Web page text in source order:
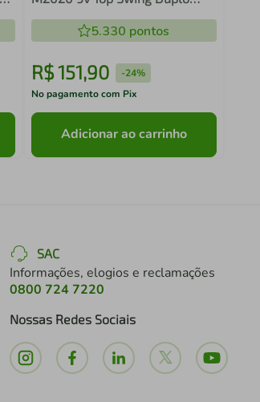
5.330 pontos
R$151,90 -24%
No pagamento com Pix
Adicionar ao carrinho
SAC
Informações, elogios e reclamações
0800 724 7220
Nossas Redes Sociais